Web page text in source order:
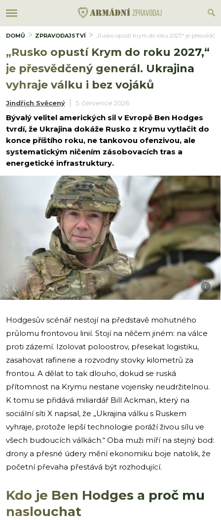
DOMŮ ZPRAVODAJSTVÍ „Rusko opustí Krym do roku 2027,“ je
„Rusko opustí Krym do roku 2027,“
je přesvědčený generál. Ukrajina
vyhraje válku i bez vojáků
Jindřich Svěcený 5. července 2026
Bývalý velitel amerických sil v Evropě Ben Hodges
tvrdí, že Ukrajina dokáže Rusko z Krymu vytlačit do
konce příštího roku, ne tankovou ofenzivou, ale
systematickým ničením zásobovacích tras a
energetické infrastruktury.
i
Hodgesův scénář nestojí na představě mohutného
průlomu frontovou linií. Stojí na něčem jiném: na válce
proti zázemí. Izolovat poloostrov, přesekat logistiku,
zasahovat rafinerie a rozvodny stovky kilometrů za
frontou. A dělat to tak dlouho, dokud se ruská
přítomnost na Krymu nestane vojensky neudržitelnou.
K tomu se přidává miliardář Bill Ackman, který na
sociální síti X napsal, že „Ukrajina válku s Ruskem
vyhraje, protože lepší technologie poráží živou sílu ve
všech budoucích válkách.“ Oba muži míří na stejný bod:
drony a přesné údery mění ekonomiku boje natolik, že
početní převaha přestává být rozhodující.
Kdo je Ben Hodges a proč mu
naslouchat